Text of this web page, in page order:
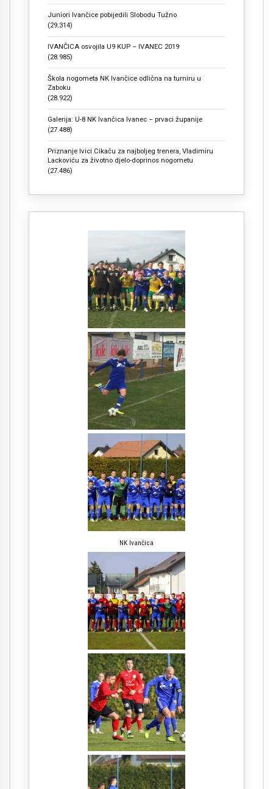
Juniori Ivančice pobijedili Slobodu Tužno
(29.314)
IVANČICA osvojila U9 KUP – IVANEC 2019
(28.985)
Škola nogometa NK Ivančice odlična na turniru u
Zaboku
(28.922)
Galerija: U-8 NK Ivančica Ivanec – prvaci županije
(27.488)
Priznanje Ivici Cikaču za najboljeg trenera, Vladimiru
Lackoviću za životno djelo-doprinos nogometu
(27.486)
NK Ivančica